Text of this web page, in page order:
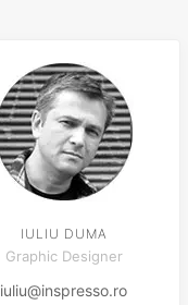
IULIU DUMA
Graphic Designer
iuliu@inspresso.ro